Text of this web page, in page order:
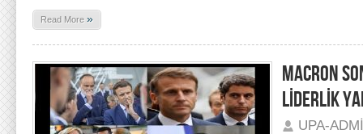
Read More »
MACRON
LİDERLİK
UPA-